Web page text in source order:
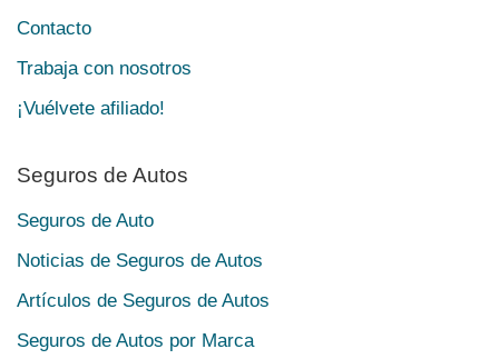
Contacto
Trabaja con nosotros
¡Vuélvete afiliado!
Seguros de Autos
Seguros de Auto
Noticias de Seguros de Autos
Artículos de Seguros de Autos
Seguros de Autos por Marca